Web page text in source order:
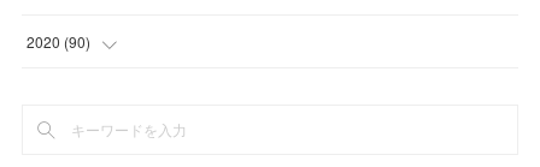
(7
(
2020 (90)
(